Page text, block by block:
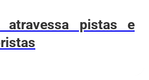
atravessa pistas e